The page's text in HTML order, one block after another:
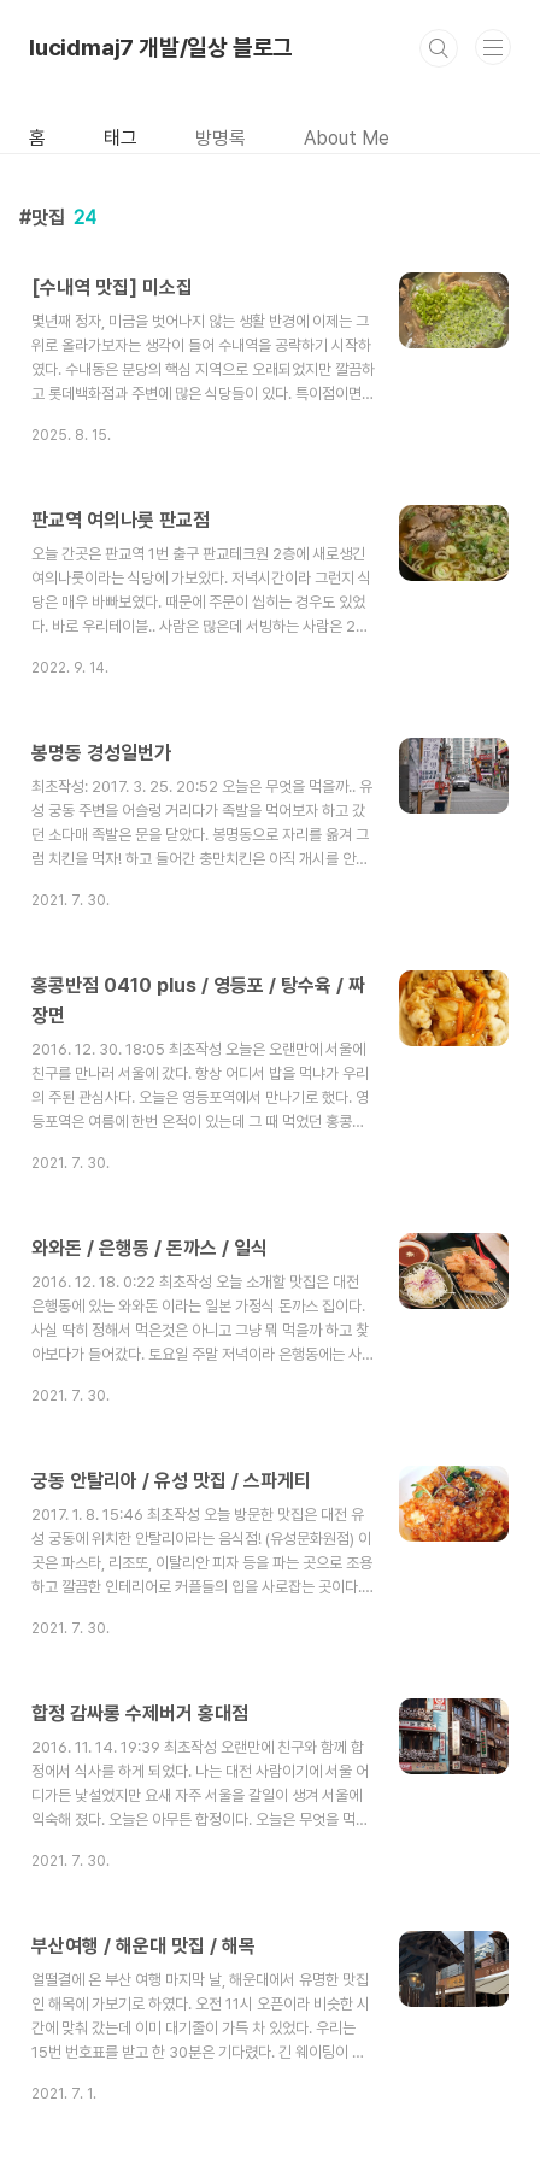
lucidmaj7 개발/일상 블로그
홈 태그 방명록 About Me
맛집 24
[수내역 맛집] 미소집
몇년째 정자, 미금을 벗어나지 않는 생활 반경에 이제는 그
위로 올라가보자는 생각이 들어 수내역을 공략하기 시작하
였다. 수내동은 분당의 핵심 지역으로 오래되었지만 깔끔하
고 롯데백화점과 주변에 많은 식당들이 있다. 특이점이면
차장은 불법주차 할 것 없이 수내역 환승주차장에 놓으면
찾은 식당은 미소집이라는 식당이다. 미나리 소뼈찜, 소뼈
뼈탕을 시켰다. 소뼈탕은 12000원 정도, 소뼈찜 미니는
18000원 정도이다.소뼈침은 미니라고 해서 엄청 작을줄
알았으나 미니가 미니가 아니다. 소뼈..
2025. 8. 15.
판교역 여의나룻 판교점
오늘 간곳은 판교역 1번 출구 판교테크원 2층에 새로생긴
여의나룻이라는 식당에 가보았다. 저녁시간이라 그런지 식
당은 매우 바빠보였다. 때문에 주문이 씹히는 경우도 있었
다. 바로 우리테이블.. 사람은 많은데 서빙하는 사람은 2~3
은 요리 메뉴보다 식사메뉴를 먹는 듯하다. 여기의 메인메
면 밥이 들어있다. 한우 육개장과, 한우탕을 시켜보았다. 한
맑은 육수에 고기가 있어 마치 국밥처럼 먹을 수 있다.(가격
은 국밥이 아니다.) 전반적으로 나쁘지 않은 맛이지만 위치
가 위치인지라 가격이 다소..
2022. 9. 14.
봉명동 경성일번가
최초작성: 2017. 3. 25. 20:52 오늘은 무엇을 먹을까.. 유
성 궁동 주변을 어슬렁 거리다가 족발을 먹어보자 하고 갔
던 소다매 족발은 문을 닫았다. 봉명동으로 자리를 옮겨 그
럼 치킨을 먹자! 하고 들어간 충만치킨은 아직 개시를 안했
으로 봉명동에서 고기집을 찾아 헤맸다. 여러 봉명동엔 고
킨건 꽃삼겹으로 150G 에 11000원 정도 하여 보통 고기
집과 비슷한 수준이다. 여러가지 반찬들도 충실하게 나온
다. 뚝베기에 담긴 된장. 엄청짬..고기를 찍어 먹어야 한다.
김치부침개가 하나 나온다. 나오자마자 순삭. 뭔가 생선을
튀겨..
2021. 7. 30.
홍콩반점 0410 plus / 영등포 / 탕수육 / 짜
장면
2016. 12. 30. 18:05 최초작성 오늘은 오랜만에 서울에
친구를 만나러 서울에 갔다. 항상 어디서 밥을 먹냐가 우리
의 주된 관심사다. 오늘은 영등포역에서 만나기로 했다. 영
등포역은 여름에 한번 온적이 있는데 그 때 먹었던 홍콩반
사업을 하고 있는 프랜차이즈 식당 중 하나로 인기가 많다.
은 요금이 선불이라는 것이다. 먼저 주문을 하고 카드를 건
면 된다. 왜 이런 방식을 취하는지는 모르겠다. 아마 먹튀를
방지하기 위함이 아닌가 생각된다. 빨간색은 통상적으로 식
욕을 당기는 색으로..
2021. 7. 30.
와와돈 / 은행동 / 돈까스 / 일식
2016. 12. 18. 0:22 최초작성 오늘 소개할 맛집은 대전
은행동에 있는 와와돈 이라는 일본 가정식 돈까스 집이다.
사실 딱히 정해서 먹은것은 아니고 그냥 뭐 먹을까 하고 찾
아보다가 들어갔다. 토요일 주말 저녁이라 은행동에는 사람
보였다. 평소 조용한 곳에서 식사하는 것을 좋아하는 나로
가 시킨 메뉴는 와와돈 정식, 가츠동, 냉모밀 하나를 시켰
특별하진 않았지만 나쁘지 않은 맛이었다. 새우튀김 2개가
나오는데 큼지막해 먹기 좋았다. 와와돈 정식에는 우동도
같이 나온다. ..
2021. 7. 30.
궁동 안탈리아 / 유성 맛집 / 스파게티
2017. 1. 8. 15:46 최초작성 오늘 방문한 맛집은 대전 유
성 궁동에 위치한 안탈리아라는 음식점! (유성문화원점) 이
곳은 파스타, 리조또, 이탈리안 피자 등을 파는 곳으로 조용
하고 깔끔한 인테리어로 커플들의 입을 사로잡는 곳이다.
착각을 불러이르킨다. 가격은 8000~12000원 정도로 비
게티와, 토마토 리조또를 시켰다. 스파게티에는 각종 씨푸
느껴진 정도 대놓고 막 조개같은 것을 넣지 않아 씨푸드를
좋아하시는 분이라면 좀 그럴듯하지만 나는 괜찮았다. 다음
은 토마토..
2021. 7. 30.
합정 감싸롱 수제버거 홍대점
2016. 11. 14. 19:39 최초작성 오랜만에 친구와 함께 합
정에서 식사를 하게 되었다. 나는 대전 사람이기에 서울 어
디가든 낯설었지만 요새 자주 서울을 갈일이 생겨 서울에
익숙해 졌다. 오늘은 아무튼 합정이다. 오늘은 무엇을 먹을
다. 프랜차이즈 패스트 푸드 햄버거 집에 비해 다소 비싼 축
어있고 각각 8000~11000원 정도의 가격이 책정 되어있
같은 분위기. 커플이 온다면 정말 좋을 것 같다. 우리는 감
싸롱 버거와, 치즈베이컨버거를 시키고, 콜라도 2잔, 그냥
감자도..
2021. 7. 30.
부산여행 / 해운대 맛집 / 해목
얼떨결에 온 부산 여행 마지막 날, 해운대에서 유명한 맛집
인 해목에 가보기로 하였다. 오전 11시 오픈이라 비슷한 시
간에 맞춰 갔는데 이미 대기줄이 가득 차 있었다. 우리는
15번 번호표를 받고 한 30분은 기다렸다. 긴 웨이팅이 끝
하다. (난 일본을 가보지 못했다) 이집에서 가장유명한 히츠
2021. 7. 1.